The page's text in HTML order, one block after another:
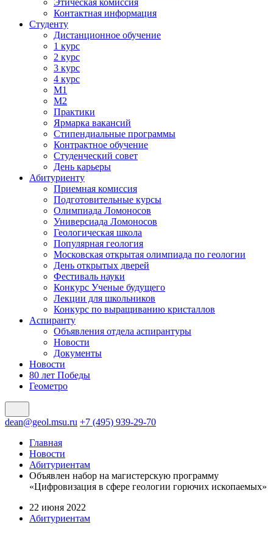
Этическая комиссия
Контактная информация
Студенту
Дистанционное обучение
1 курс
2 курс
3 курс
4 курс
М1
М2
Практики
Ярмарка вакансий
Стипендиальные программы
Контрактное обучение
Студенческий совет
День карьеры
Абитуриенту
Приемная комиссия
Подготовительные курсы
Олимпиада Ломоносов
Универсиада Ломоносов
Геологическая школа
Популярная геология
Московская открытая олимпиада по геологии
День открытых дверей
Фестиваль науки
Конкурс Ученые будущего
Лекции для школьников
Конкурс по выращиванию кристаллов
Аспиранту
Объявления отдела аспирантуры
Новости
Документы
Новости
80 лет Победы
Геометро
dean@geol.msu.ru +7 (495) 939-29-70
Главная
Новости
Абитуриентам
Объявлен набор на магистерскую программу
«Цифровизация в сфере геологии горючих ископаемых»
22 июня 2022
Абитуриентам